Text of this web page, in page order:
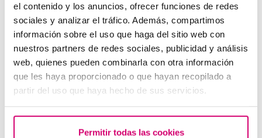
el contenido y los anuncios, ofrecer funciones de redes
sociales y analizar el tráfico. Además, compartimos
información sobre el uso que haga del sitio web con
nuestros partners de redes sociales, publicidad y análisis
web, quienes pueden combinarla con otra información
que les haya proporcionado o que hayan recopilado a
partir del uso que haya hecho de sus servicios.
Permitir todas las cookies
Cosa fare in caso di ritardo mestruale con un test di
gravidanza negativo?